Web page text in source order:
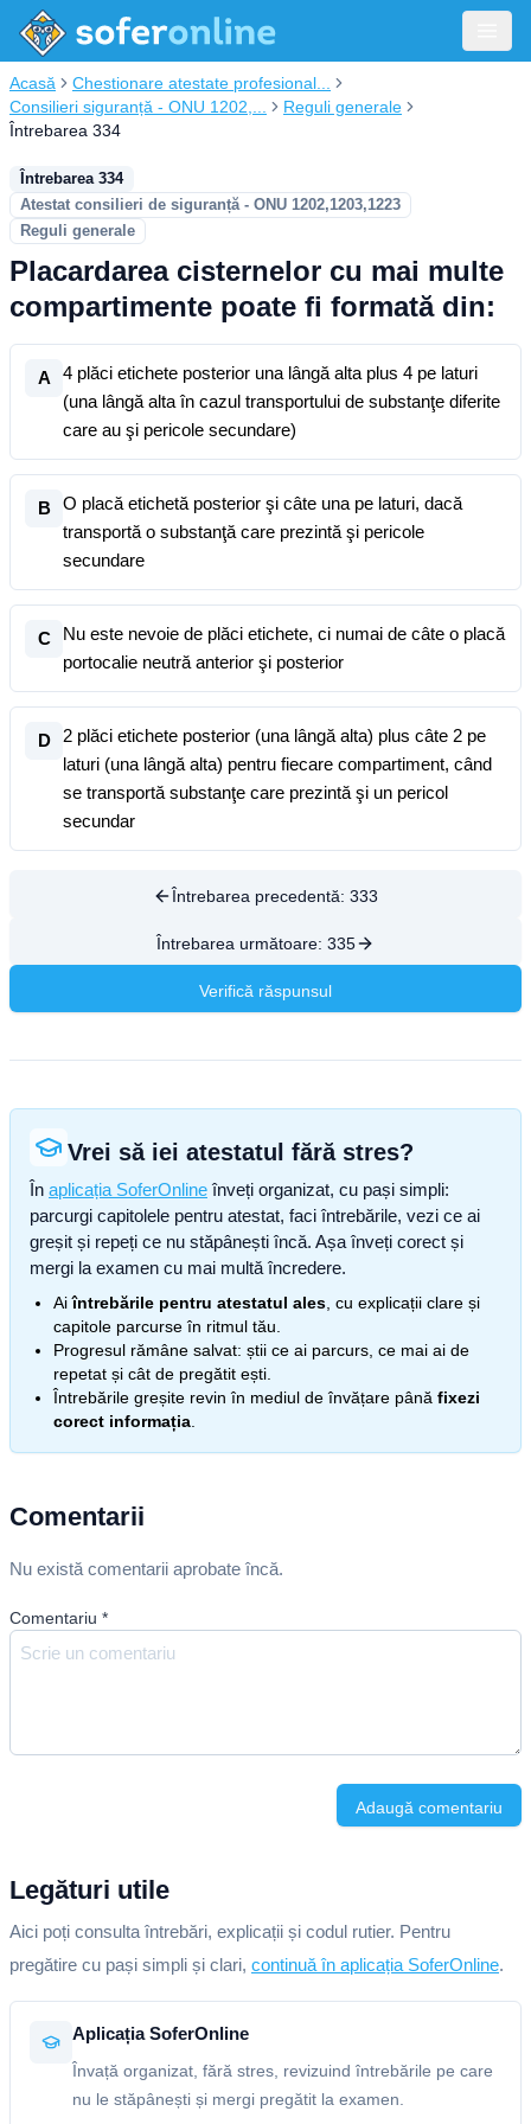
Acasă
Chestionare atestate profesional...
Consilieri siguranță - ONU 1202,...
Reguli generale
Întrebarea 334
Întrebarea 334
Atestat consilieri de siguranță - ONU 1202,1203,1223
Reguli generale
Placardarea cisternelor cu mai multe
compartimente poate fi formată din:
A
4 plăci etichete posterior una lângă alta plus 4 pe laturi
(una lângă alta în cazul transportului de substanţe diferite
care au şi pericole secundare)
B
O placă etichetă posterior şi câte una pe laturi, dacă
transportă o substanţă care prezintă şi pericole
secundare
C
Nu este nevoie de plăci etichete, ci numai de câte o placă
portocalie neutră anterior şi posterior
D
2 plăci etichete posterior (una lângă alta) plus câte 2 pe
laturi (una lângă alta) pentru fiecare compartiment, când
se transportă substanţe care prezintă şi un pericol
secundar
Întrebarea precedentă: 333
Întrebarea următoare: 335
Verifică răspunsul
Vrei să iei atestatul fără stres?
În aplicația SoferOnline înveți organizat, cu pași simpli:
parcurgi capitolele pentru atestat, faci întrebările, vezi ce ai
greșit și repeți ce nu stăpânești încă. Așa înveți corect și
mergi la examen cu mai multă încredere.
Aiîntrebările pentru atestatul ales , cu explicații clare și
capitole parcurse în ritmul tău.
Progresul rămâne salvat: știi ce ai parcurs, ce mai ai de
repetat și cât de pregătit ești.
Întrebările greșite revin în mediul de învățare până fixezi
corect informația
Comentarii
Nu există comentarii aprobate încă.
Comentariu *
Adaugă comentariu
Legături utile
Aici poți consulta întrebări, explicații și codul rutier. Pentru
pregătire cu pași simpli și clari, continuă în aplicația SoferOnline.
Aplicația SoferOnline
Învață organizat, fără stres, revizuind întrebările pe care
nu le stăpânești și mergi pregătit la examen.